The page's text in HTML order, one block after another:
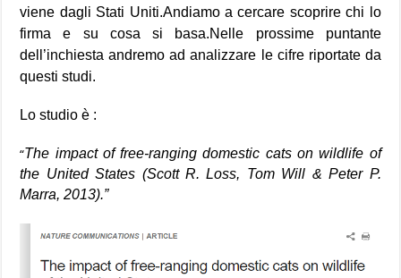
viene dagli Stati Uniti.Andiamo a cercare scoprire chi lo
firma e su cosa si basa.Nelle prossime puntante
dell’inchiesta andremo ad analizzare le cifre riportate da
questi studi.
Lo studio è :
“The impact of free-ranging domestic cats on wildlife of
the United States (Scott R. Loss, Tom Will & Peter P.
Marra, 2013).”